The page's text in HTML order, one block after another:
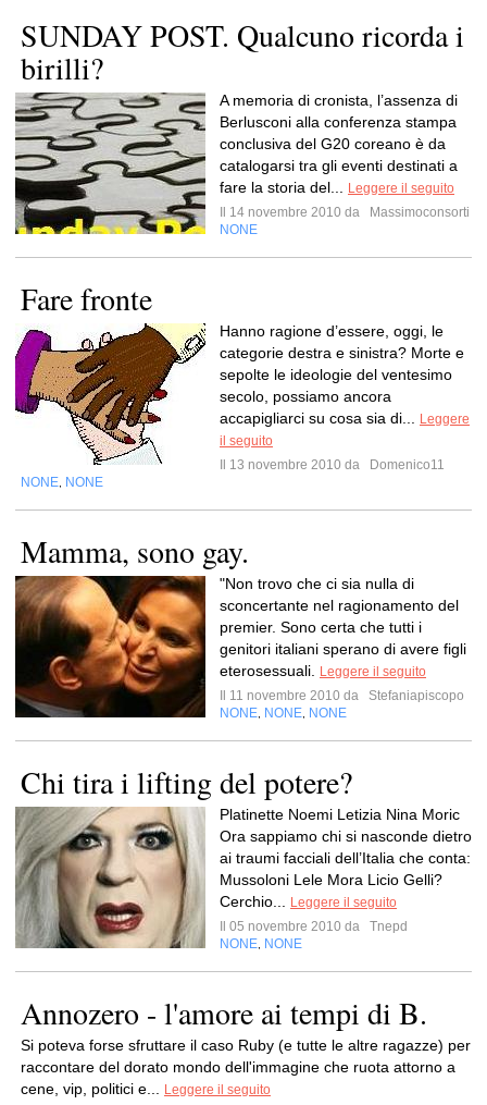
SUNDAY POST. Qualcuno ricorda i
birilli?
A memoria di cronista, l’assenza di
Berlusconi alla conferenza stampa
conclusiva del G20 coreano è da
catalogarsi tra gli eventi destinati a
fare la storia del...
Leggere il seguito
Il 14 novembre 2010 da
Massimoconsorti
NONE
Fare fronte
Hanno ragione d’essere, oggi, le
categorie destra e sinistra? Morte e
sepolte le ideologie del ventesimo
secolo, possiamo ancora
accapigliarci su cosa sia di...
Leggere
il seguito
Il 13 novembre 2010 da
Domenico11
NONE NONE
Mamma, sono gay.
"Non trovo che ci sia nulla di
sconcertante nel ragionamento del
premier. Sono certa che tutti i
genitori italiani sperano di avere figli
eterosessuali.
Leggere il seguito
Il 11 novembre 2010 da
Stefaniapiscopo
NONE NONE NONE
Chi tira i lifting del potere?
Platinette Noemi Letizia Nina Moric
Ora sappiamo chi si nasconde dietro
ai traumi facciali dell’Italia che conta:
Mussoloni Lele Mora Licio Gelli?
Cerchio...
Leggere il seguito
Il 05 novembre 2010 da
Tnepd
NONE NONE
Annozero - l'amore ai tempi di B.
Si poteva forse sfruttare il caso Ruby (e tutte le altre ragazze) per
raccontare del dorato mondo dell'immagine che ruota attorno a
cene, vip, politici e...
Leggere il seguito